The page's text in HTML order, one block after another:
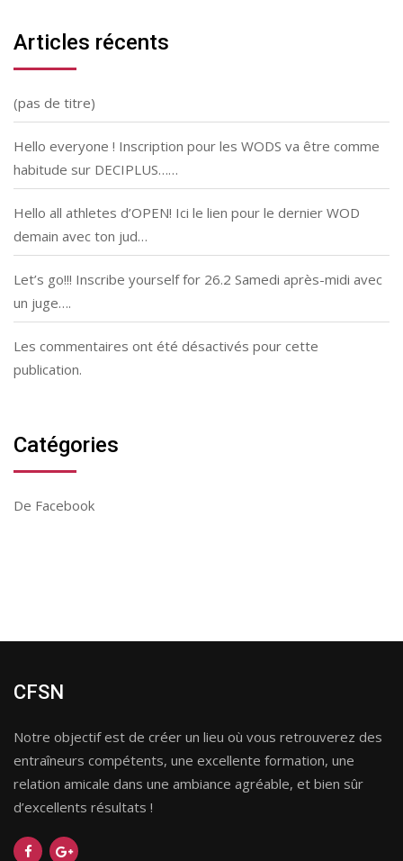
Articles récents
(pas de titre)
Hello everyone ! Inscription pour les WODS va être comme
habitude sur DECIPLUS……
Hello all athletes d’OPEN! Ici le lien pour le dernier WOD
demain avec ton jud…
Let’s go!!! Inscribe yourself for 26.2 Samedi après-midi avec
un juge….
Les commentaires ont été désactivés pour cette
publication.
Catégories
De Facebook
CFSN
Notre objectif est de créer un lieu où vous retrouverez des
entraîneurs compétents, une excellente formation, une
relation amicale dans une ambiance agréable, et bien sûr
d’excellents résultats !